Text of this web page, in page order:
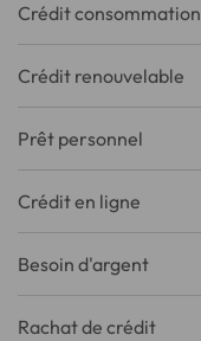
Crédit consommation
Crédit renouvelable
Prêt personnel
Crédit en ligne
Besoin d'argent
Rachat de crédit